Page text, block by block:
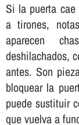
Si la puerta cae
a tirones,
aparecen
deshilachados,
antes. Son
bloquear la
puede sustituir
que vuelva a